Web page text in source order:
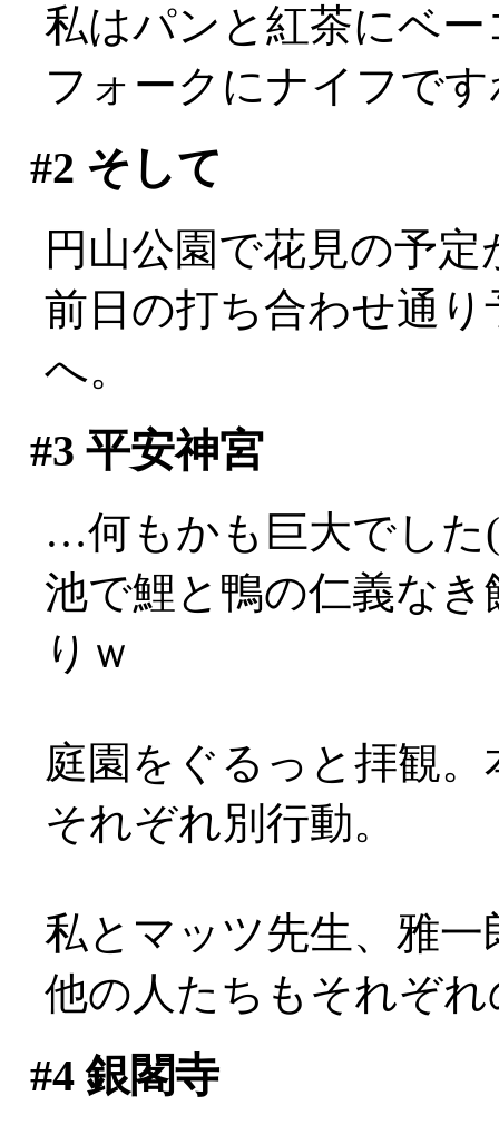
私はパンと紅茶にベ
フォークにナイフで
#2 そして
円山公園で花見の予
前日の打ち合わせ通
へ。
#3 平安神宮
…何もかも巨大でした
池で鯉と鴨の仁義な
りｗ
庭園をぐるっと拝観
それぞれ別行動。
私とマッツ先生、雅
他の人たちもそれぞ
#4銀閣寺